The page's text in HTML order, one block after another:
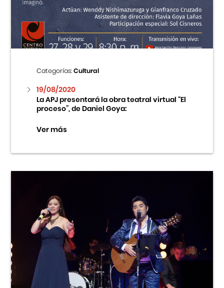
Centro Cultural Peruano Japonés
Cursos
Museo de la Inmigración Japonesa
Fondo Editorial
Teatro Peruano Japonés
Categorías:Cultural
19/08/2020
La APJ presentará la obra teatral virtual “El
proceso”, de Daniel Goya:
Ver más